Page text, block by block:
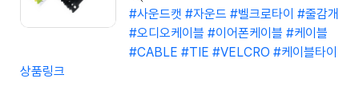
#사운드캣 #자운드 #벨크로타이 #줄감개
#오디오케이블 #이어폰케이블 #케이블
#CABLE #TIE #VELCRO #케이블타이
상품링크